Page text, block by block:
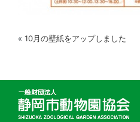
« 10月の壁紙をアップしました